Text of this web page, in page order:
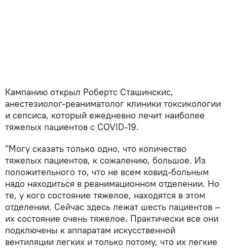
Кампанию открыл Робертс Сташинскис,
анестезиолог-реаниматолог клиники токсикологии
и сепсиса, который ежедневно лечит наиболее
тяжелых пациентов с COVID-19.
"Могу сказать только одно, что количество
тяжелых пациентов, к сожалению, большое. Из
положительного то, что не всем ковид-больным
надо находиться в реанимационном отделении. Но
те, у кого состояние тяжелое, находятся в этом
отделении. Сейчас здесь лежат шесть пациентов –
их состояние очень тяжелое. Практически все они
подключены к аппаратам искусственной
вентиляции легких и только потому, что их легкие